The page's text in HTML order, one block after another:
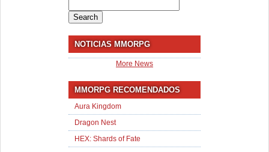
for:
NOTICIAS MMORPG
More News
MMORPG RECOMENDADOS
Aura Kingdom
Dragon Nest
HEX: Shards of Fate